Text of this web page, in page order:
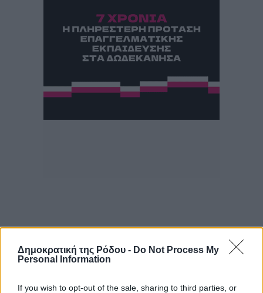
Δημοκρατική της Ρόδου - Do Not Process My
Personal Information
If you wish to opt-out of the sale, sharing to third parties, or